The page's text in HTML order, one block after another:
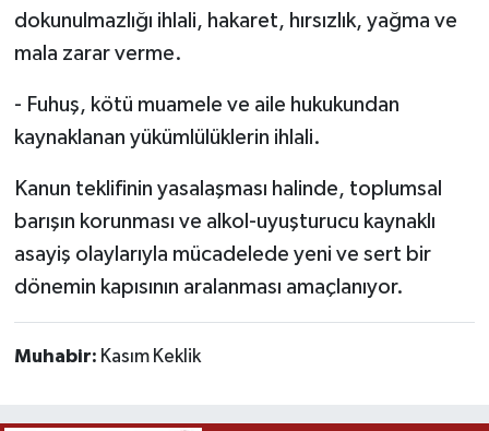
dokunulmazlığı ihlali, hakaret, hırsızlık, yağma ve
mala zarar verme.
- Fuhuş, kötü muamele ve aile hukukundan
kaynaklanan yükümlülüklerin ihlali.
Kanun teklifinin yasalaşması halinde, toplumsal
barışın korunması ve alkol-uyuşturucu kaynaklı
asayiş olaylarıyla mücadelede yeni ve sert bir
dönemin kapısının aralanması amaçlanıyor.
Muhabir: Kasım Keklik